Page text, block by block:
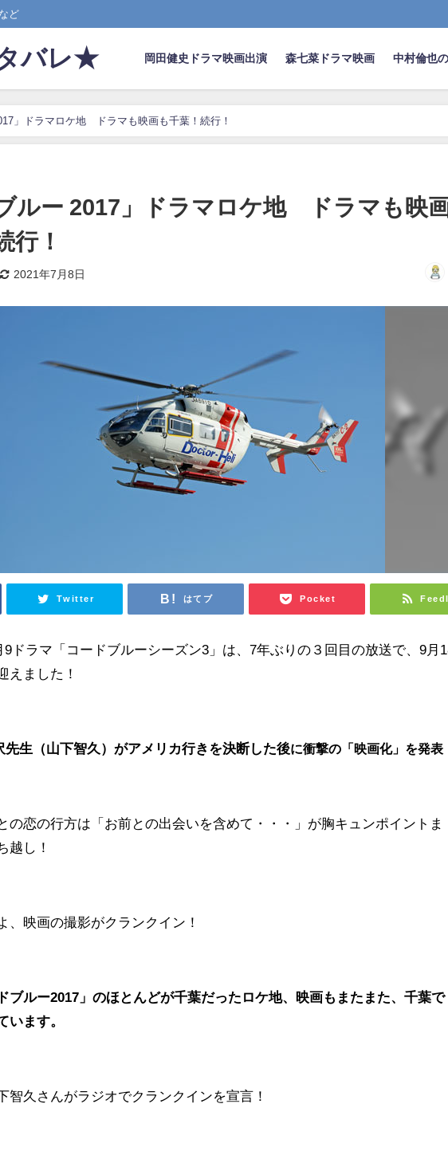
ど
バレ★ 岡田健史ドラマ映画出演 森七菜ドラマ映画 中村倫也
」ドラマロケ地 ドラマも映画も千葉！続行！
ルー 2017」ドラマロケ地 ドラマも映
行！
2021年7月8日
Twitter はてブ Pocket
9ドラマ「コードブルーシーズン3」は、7年ぶりの３回目の放送で、9月
えました！
先生（山下智久）がアメリカ行きを決断した後に衝撃の「映画化」を発表
の恋の行方は「お前との出会いを含めて・・・」が胸キュンポイントま
越し！
、映画の撮影がクランクイン！
ブルー2017」のほとんどが千葉だったロケ地、映画もまたまた、千葉で
います。
智久さんがラジオでクランクインを宣言！